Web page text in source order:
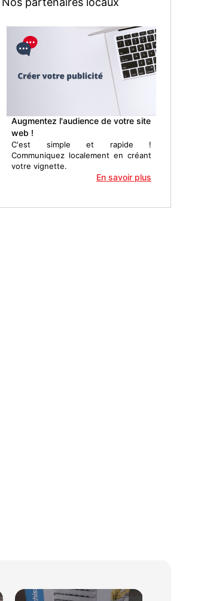
Augmentez l'audience de votre site
web !
C'est simple et rapide !
Communiquez localement en créant
votre vignette.
En savoir plus